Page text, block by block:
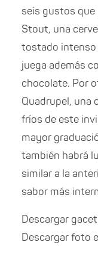
seis gustos que
Stout, una
tostado intenso
juega además
chocolate. Por
Quadrupel, una
fríos de este
mayor
también habrá
similar a la
sabor más
Descargar
Descargar foto